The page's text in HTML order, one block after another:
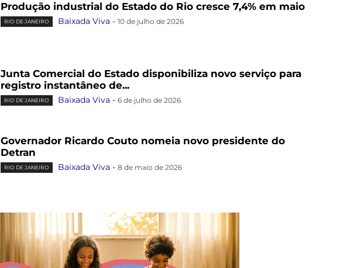
Produção industrial do Estado do Rio cresce 7,4% em maio
RIO DE JANEIRO Baixada Viva - 10 de julho de 2026
Junta Comercial do Estado disponibiliza novo serviço para
registro instantâneo de...
RIO DE JANEIRO Baixada Viva - 6 de julho de 2026
Governador Ricardo Couto nomeia novo presidente do
Detran
RIO DE JANEIRO Baixada Viva - 8 de maio de 2026